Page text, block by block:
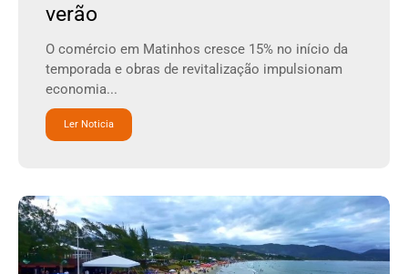
verão
O comércio em Matinhos cresce 15% no início da
temporada e obras de revitalização impulsionam
economia...
Ler Noticia